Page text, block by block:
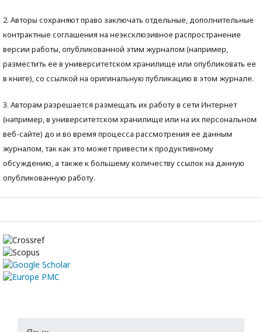
2. Авторы сохраняют право заключать отдельные, дополнительные
контрактные соглашения на неэксклюзивное распространение
версии работы, опубликованной этим журналом (например,
разместить ее в университетском хранилище или опубликовать ее
в книге), со ссылкой на оригинальную публикацию в этом журнале.
3. Авторам разрешается размещать их работу в сети Интернет
(например, в университетском хранилище или на их персональном
веб-сайте) до и во время процесса рассмотрения ее данным
журналом, так как это может привести к продуктивному
обсуждению, а также к большему количеству ссылок на данную
опубликованную работу.